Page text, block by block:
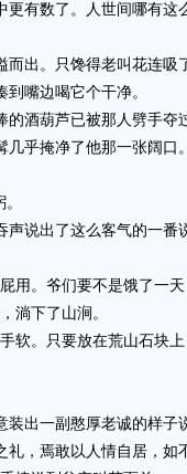
有数了。人世间哪有这
出。只馋得老叫花连吸
嘴边喝它个干净。
酒葫芦已被那人劈手夺
乎掩净了他那一张阔口
说出了这么客气的一番
用。爷们要不是饿了一
淌下了山涧。
软。只要放在荒山石块
出一副憨厚老诚的样子
礼，焉敢以人情自居，如